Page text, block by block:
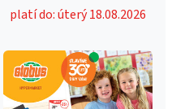
platí do: úterý 18.08.2026